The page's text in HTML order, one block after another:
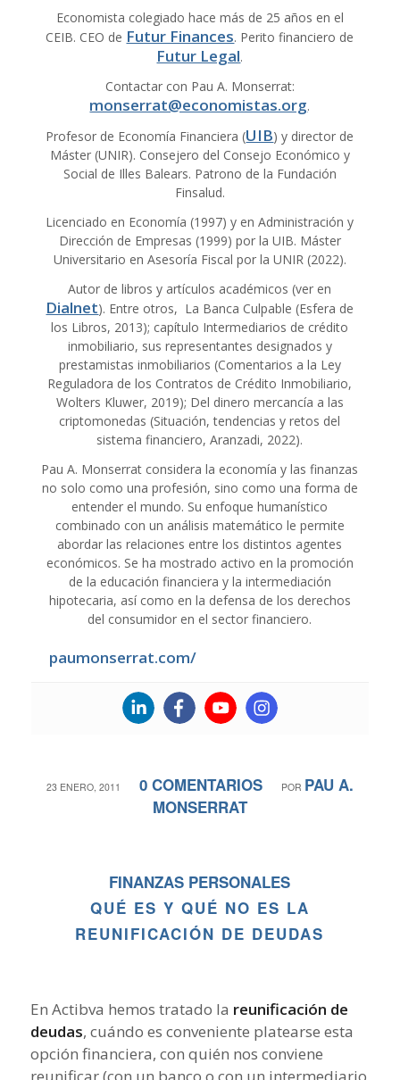
Economista colegiado hace más de 25 años en el
CEIB. CEO de Futur Finances. Perito financiero de
Futur Legal.
Contactar con Pau A. Monserrat:
monserrat@economistas.org.
Profesor de Economía Financiera (UIB) y director de
Máster (UNIR). Consejero del Consejo Económico y
Social de Illes Balears. Patrono de la Fundación
Finsalud.
Licenciado en Economía (1997) y en Administración y
Dirección de Empresas (1999) por la UIB. Máster
Universitario en Asesoría Fiscal por la UNIR (2022).
Autor de libros y artículos académicos (ver en
Dialnet). Entre otros, La Banca Culpable (Esfera de
los Libros, 2013); capítulo Intermediarios de crédito
inmobiliario, sus representantes designados y
prestamistas inmobiliarios (Comentarios a la Ley
Reguladora de los Contratos de Crédito Inmobiliario,
Wolters Kluwer, 2019); Del dinero mercancía a las
criptomonedas (Situación, tendencias y retos del
sistema financiero, Aranzadi, 2022).
Pau A. Monserrat considera la economía y las finanzas
no solo como una profesión, sino como una forma de
entender el mundo. Su enfoque humanístico
combinado con un análisis matemático le permite
abordar las relaciones entre los distintos agentes
económicos. Se ha mostrado activo en la promoción
de la educación financiera y la intermediación
hipotecaria, así como en la defensa de los derechos
del consumidor en el sector financiero.
paumonserrat.com/
23 ENERO, 2011
/ 0 COMENTARIOS
/ POR PAU A.
MONSERRAT
FINANZAS PERSONALES
QUÉ ES Y QUÉ NO ES LA
REUNIFICACIÓN DE DEUDAS
En Actibva hemos tratado la reunificación de
deudas, cuándo es conveniente platearse esta
opción financiera, con quién nos conviene